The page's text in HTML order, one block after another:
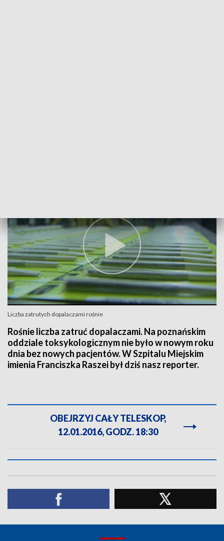
Liczba zatrutych dopalaczami rośnie
Rośnie liczba zatruć dopalaczami. Na poznańskim
oddziale toksykologicznym nie było w nowym roku
dnia bez nowych pacjentów. W Szpitalu Miejskim
imienia Franciszka Raszei był dziś nasz reporter.
OBEJRZYJ CAŁY TELESKOP,
12.01.2016, GODZ. 18:30